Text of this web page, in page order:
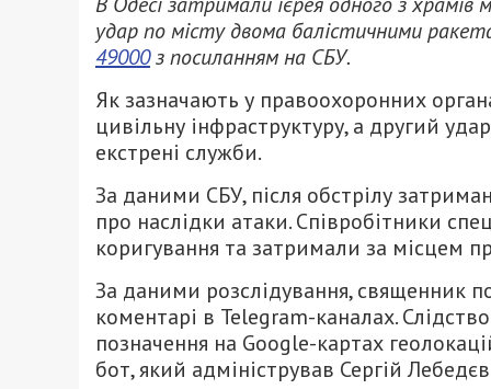
удар по місту двома балістичними
49000з посиланням на СБУ.
Як зазначають у правоохоронних
цивільну інфраструктуру, а другий
екстрені служби.
За даними СБУ, після обстрілу
про наслідки атаки. Співробітники
коригування та затримали за місцем
За даними розслідування, священник
коментарі в Telegram-каналах.
позначення на Google-картах
бот, який адміністрував Сергій